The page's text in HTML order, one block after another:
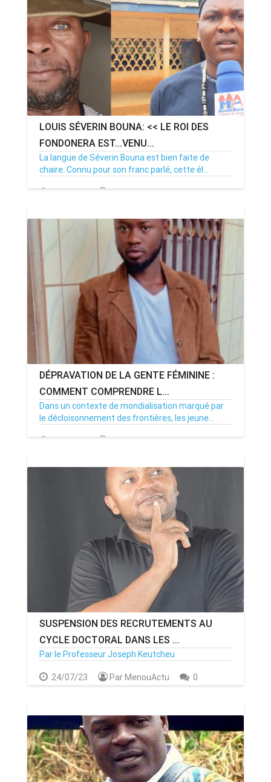
ANNONCE
ART & CULTURE & TRADITION
ASSAINISSEMENT
BREAKING-NEWS
CAMEROUN
PLUS
LOUIS SÉVERIN BOUNA: << LE ROI DES
FONDONERA EST...VENU...
La langue de Séverin Bouna est bien faite de
chaire. Connu pour son franc parlé, cette él...
14/09/23 Par MenouActu 0
DÉPRAVATION DE LA GENTE FÉMININE :
COMMENT COMPRENDRE L...
Dans un contexte de mondialisation marqué par
le décloisonnement des frontières, les jeune...
20/08/23 Par MenouActu 0
SUSPENSION DES RECRUTEMENTS AU
CYCLE DOCTORAL DANS LES ...
Par le Professeur Joseph Keutcheu
24/07/23 Par MenouActu 0